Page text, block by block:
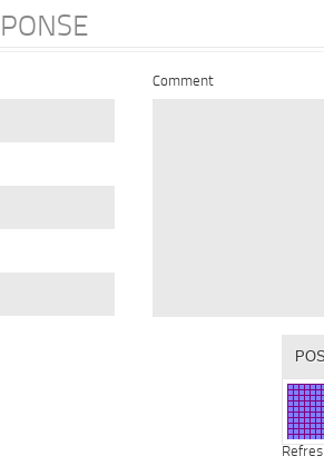
Comment